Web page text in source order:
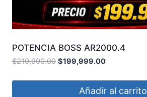
POTENCIA BOSS AR2000.4
$219,900.00 $199,999.00
Añadir al carrito